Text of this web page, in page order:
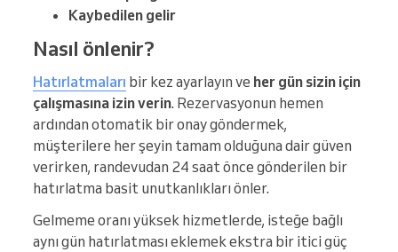
Kaybedilen gelir
Nasıl önlenir?
Hatırlatmaları bir kez ayarlayın ve her gün sizin için
çalışmasına izin verin. Rezervasyonun hemen
ardından otomatik bir onay göndermek,
müşterilere her şeyin tamam olduğuna dair güven
verirken, randevudan 24 saat önce gönderilen bir
hatırlatma basit unutkanlıkları önler.
Gelmeme oranı yüksek hizmetlerde, isteğe bağlı
aynı gün hatırlatması eklemek ekstra bir itici güç